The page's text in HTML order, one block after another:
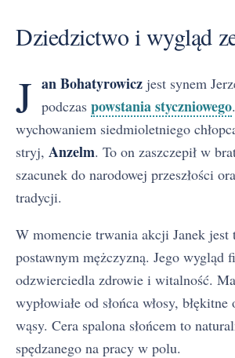
Dziedzictwo i wygląd
J an Bohatyrowicz jest synem
podczas powstania styczniowego
wychowaniem siedmioletniego
stryj, Anzelm. To on zaszczepił w
szacunek do narodowej przeszłości
tradycji.
W momencie trwania akcji Janek jest
postawnym mężczyzną. Jego wygląd
odzwierciedla zdrowie i witalność.
wypłowiałe od słońca włosy,
wąsy. Cera spalona słońcem to
spędzanego na pracy w polu.